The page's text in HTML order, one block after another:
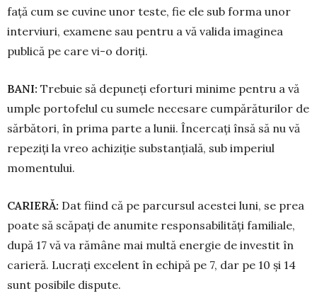
față cum se cuvine unor teste, fie ele sub forma unor
interviuri, examene sau pentru a vă valida imaginea
publică pe care vi-o doriți.
BANI: Trebuie să depuneți eforturi minime pentru a vă
umple portofelul cu sumele necesare cumpărăturilor de
sărbători, în prima parte a lunii. Încercați însă să nu vă
repeziți la vreo achi­ziție substanțială, sub imperiul
momentului.
CARIERĂ: Dat fiind că pe parcursul acestei luni, se prea
poate să scăpați de anu­mite responsabilități familiale,
după 17 vă va ră­mâne mai multă energie de investit în
carieră. Lu­crați excelent în echipă pe 7, dar pe 10 și 14
sunt posibile dispute.